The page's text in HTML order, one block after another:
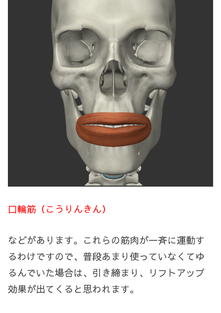
口輪筋（こうりんきん）
などがあります。これらの筋肉が一斉に運動す
るわけですので、普段あまり使っていなくてゆ
るんでいた場合は、引き締まり、リフトアップ
効果が出てくると思われます。